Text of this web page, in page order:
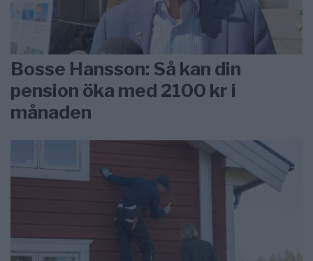
Bosse Hansson: Så kan din
pension öka med 2100 kr i
månaden